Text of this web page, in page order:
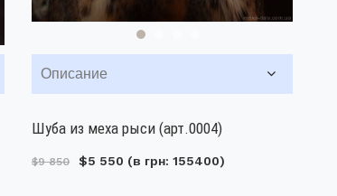
Описание
Шуба из меха рыси (арт.0004)
$9 850 $5 550 (в грн: 155400)